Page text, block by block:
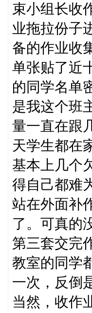
束小组长收
业拖拉份子
备的作业收
单张贴了近
的同学名单
是我这个班
量一直在跟
天学生都在
基本上几个
得自己都难
站在外面补
了。可真的
第三套交完
教室的同学
一次，反倒
当然，收作